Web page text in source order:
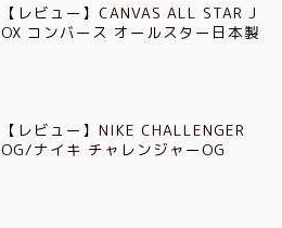
【レビュー】CANVAS ALL STAR J
OX コンバース オールスター日本製
【レビュー】NIKE CHALLENGER
OG/ナイキ チャレンジャーOG